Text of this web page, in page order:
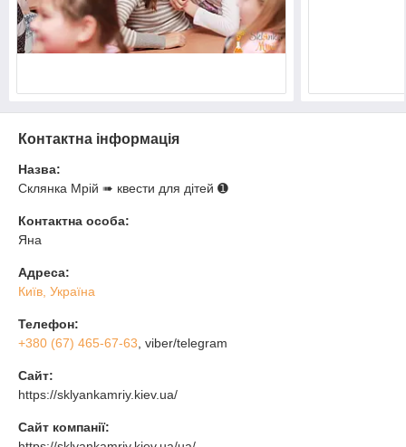
Контактна інформація
Назва:
Склянка Мрiй ➠ квести для дітей ➊
Контактна особа:
Яна
Адреса:
Київ, Україна
Телефон:
+380 (67) 465-67-63 , viber/telegram
Сайт:
https://sklyankamriy.kiev.ua/
Сайт компанії: